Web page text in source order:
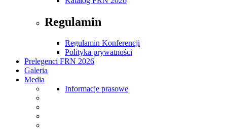
Regulamin
Regulamin Konferencji
Polityka prywatności
Prelegenci FRN 2026
Galeria
Media
Informacje prasowe